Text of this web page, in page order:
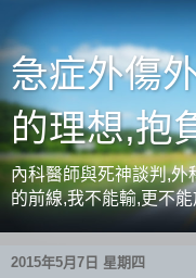
急症外傷
的理想,抱
內科醫師與死神談判,外
的前線,我不能輸,更不
2015年5月7日 星期四